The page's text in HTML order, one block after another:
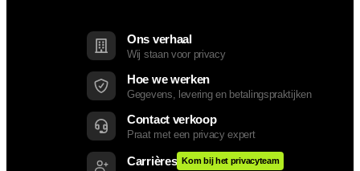
Ons verhaal
Wij staan voor privacy
Hoe we werken
Gegevens, levering en betalingspraktijken
Contact verkoop
Praat met een privacy expert
Carrières Kom bij het privacyteam